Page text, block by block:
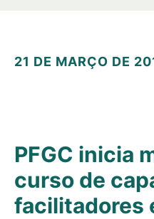
21 DE MARÇO DE
PFGC inicia
curso de
facilitadores